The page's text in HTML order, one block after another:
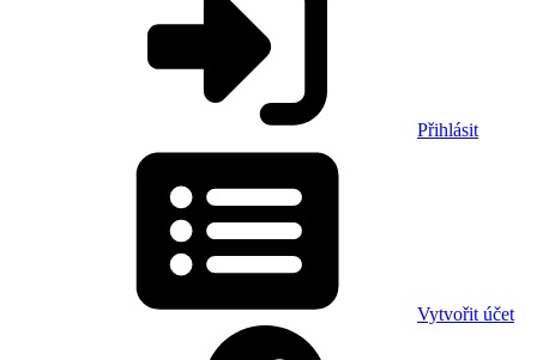
Přihlásit
Vytvořit účet